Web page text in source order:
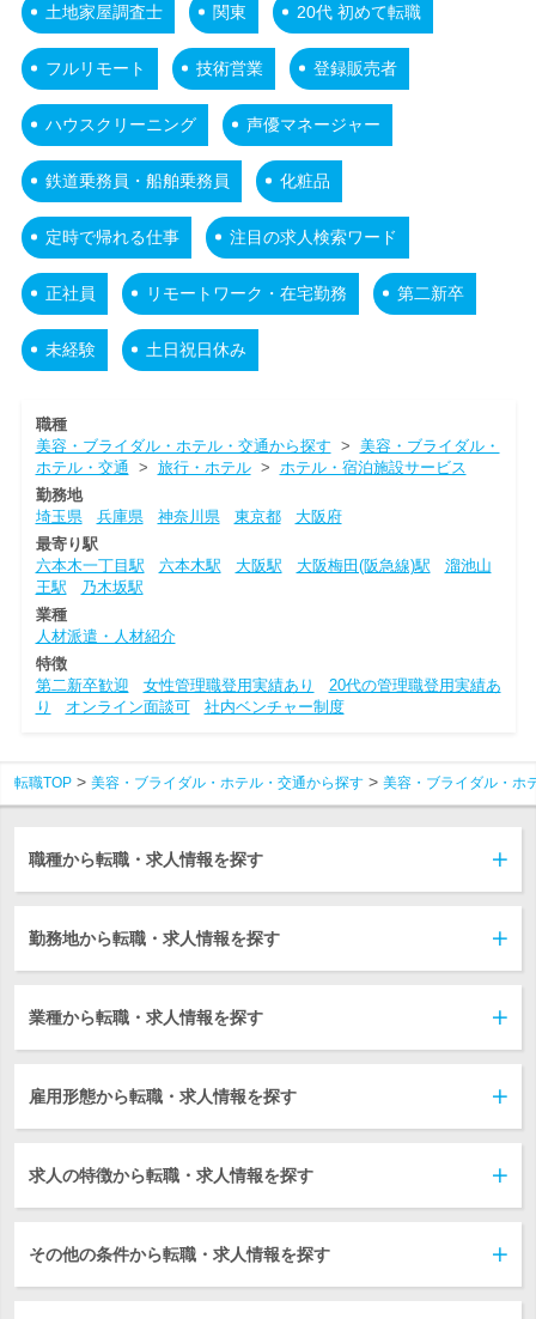
土地家屋調査士 関東 20代 初めて転職
フルリモート 技術営業 登録販売者
ハウスクリーニング 声優マネージャー
鉄道乗務員・船舶乗務員 化粧品
定時で帰れる仕事 注目の求人検索ワード
正社員 リモートワーク・在宅勤務 第二新卒
未経験 土日祝日休み
職種
美容・ブライダル・ホテル・交通から探す > 美容・ブライダル・
ホテル・交通 > 旅行・ホテル> ホテル・宿泊施設サービス
勤務地
埼玉県
兵庫県 神奈川県 東京都
大阪府
最寄り駅
六本木一丁目駅
六本木駅 大阪駅 大阪梅田(阪急線)駅
溜池山
王駅
乃木坂駅
業種
人材派遣・人材紹介
特徴
第二新卒歓迎
女性管理職登用実績あり
20代の管理職登用実績あ
り
オンライン面談可 社内ベンチャー制度
転職TOP 美容・ブライダル・ホテル・交通から探す 美容・ブライダル・ホ
職種から転職・求人情報を探す
勤務地から転職・求人情報を探す
業種から転職・求人情報を探す
雇用形態から転職・求人情報を探す
求人の特徴から転職・求人情報を探す
その他の条件から転職・求人情報を探す